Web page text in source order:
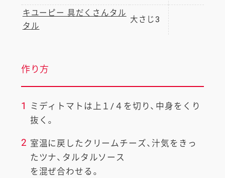
キユーピー 具だくさんタル
タル
大さじ3
作り方
1
ミディトマトは上１/４を切り、中身をくり
抜く。
2 室温に戻したクリームチーズ、汁気をきっ
たツナ、タルタルソース
を混ぜ合わせる。